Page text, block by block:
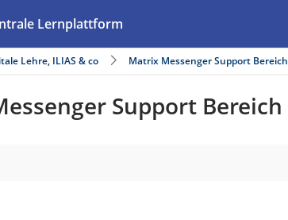
Lernplattform
Lehre, ILIAS & co Matrix Messenger Support Bereich
Support Bereich